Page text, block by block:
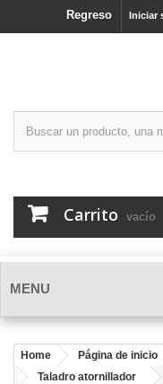
Iniciar
Regreso
Carrito vacío
MENU
Home Página de inicio
Taladro atornillador